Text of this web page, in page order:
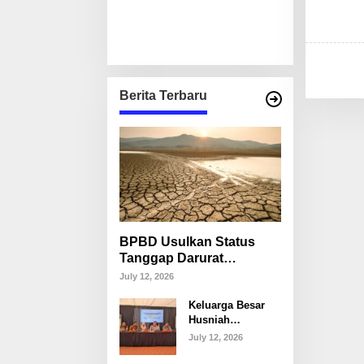
Berita Terbaru
BPBD Usulkan Status
Tanggap Darurat
Kekeringan di Makassar,
Mulai Krisis Air Bersih
July 12, 2026
Keluarga Besar
Husniah
Talenrang
July 12, 2026